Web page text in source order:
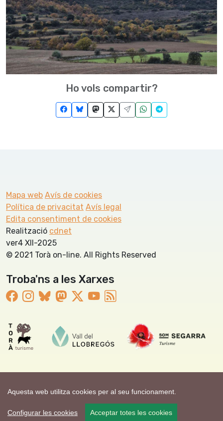
Aquesta web utilitza cookies per al seu funcionament.
Configurar les cookies Acceptar totes les cookies
Ho vols compartir?
Mapa web Avís de cookies
Política de privacitat Avís legal
Edita consentiment de cookies
Realització cdnet
ver4 XII-2025
© 2021 Torà on-line. All Rights Reserved
Troba'ns a les Xarxes